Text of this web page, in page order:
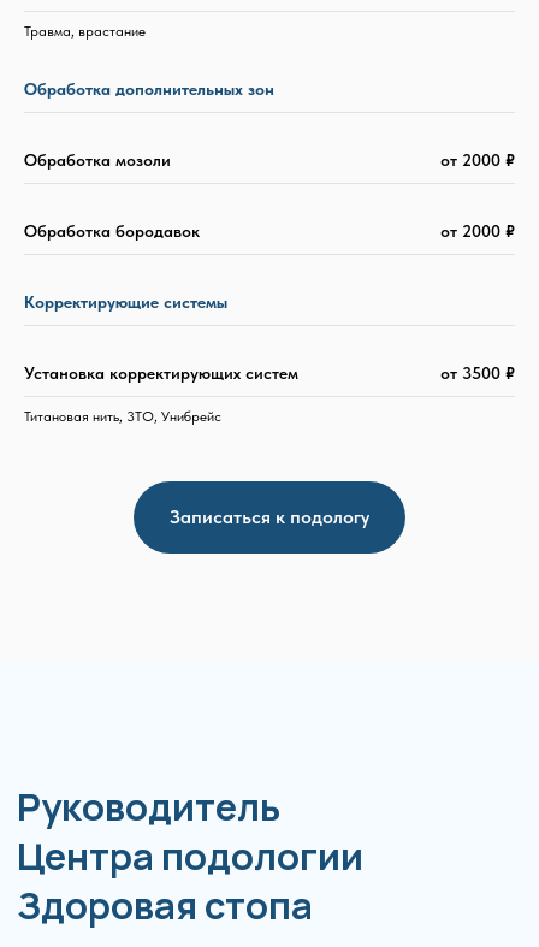
Травма, врастание
Обработка дополнительных зон
Обработка мозоли от 2000 ₽
Обработка бородавок от 2000 ₽
Корректирующие системы
Установка корректирующих систем от 3500 ₽
Титановая нить, 3ТО, Унибрейс
Записаться к подологу
Руководитель
Центра подологии
Ольга Уткина